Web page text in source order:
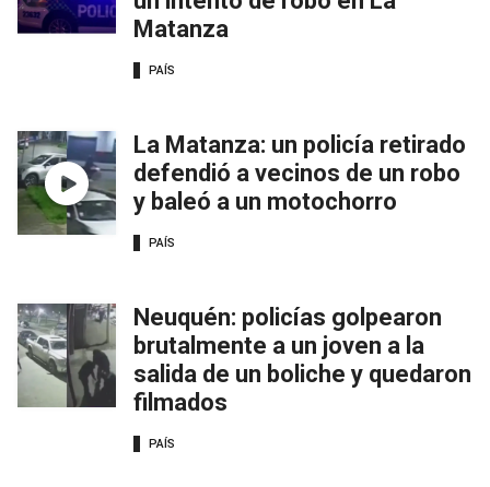
Matanza
PAÍS
La Matanza: un policía retirado
defendió a vecinos de un robo
y baleó a un motochorro
PAÍS
Neuquén: policías golpearon
brutalmente a un joven a la
salida de un boliche y quedaron
filmados
PAÍS